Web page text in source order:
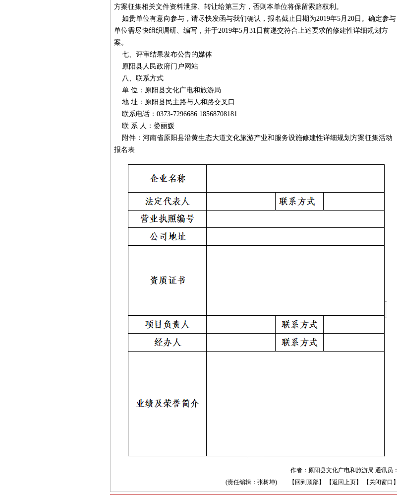
方案征集相关文件资料泄露、转让给第三方，否则本单位将保留索赔权利。
如贵单位有意向参与，请尽快发函与我们确认，报名截止日期为2019年5月20日。确定参与
单位需尽快组织调研、编写，并于2019年5月31日前递交符合上述要求的修建性详细规划方
案。
七、评审结果发布公告的媒体
原阳县人民政府门户网站
八、联系方式
单 位：原阳县文化广电和旅游局
地 址：原阳县民主路与人和路交叉口
联系电话：0373-7296686 18568708181
联 系 人：娄丽媛
附件：河南省原阳县沿黄生态大道文化旅游产业和服务设施修建性详细规划方案征集活动
报名表
作者：原阳县文化广电和旅游局 通讯员：
(责任编辑：张树坤) 【 回到顶部】 【返回上页】 【 关闭窗口 】